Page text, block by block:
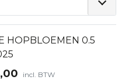
HOPBLOEMEN 0.5
incl. BTW